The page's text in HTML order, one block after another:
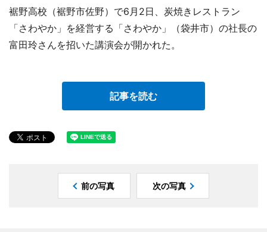
裾野高校（裾野市佐野）で6月2日、炭焼きレストラン
「さわやか」を経営する「さわやか」（袋井市）の社長の
富田玲さんを招いた講演会が開かれた。
記事を読む
前の写真 次の写真